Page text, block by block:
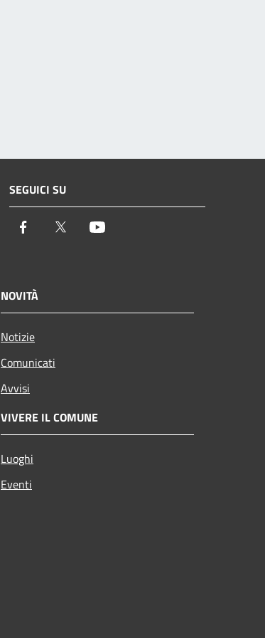
SEGUICI SU
Facebook Twitter
NOVITÀ
Notizie
Comunicati
Avvisi
VIVERE IL COMUNE
Luoghi
Eventi